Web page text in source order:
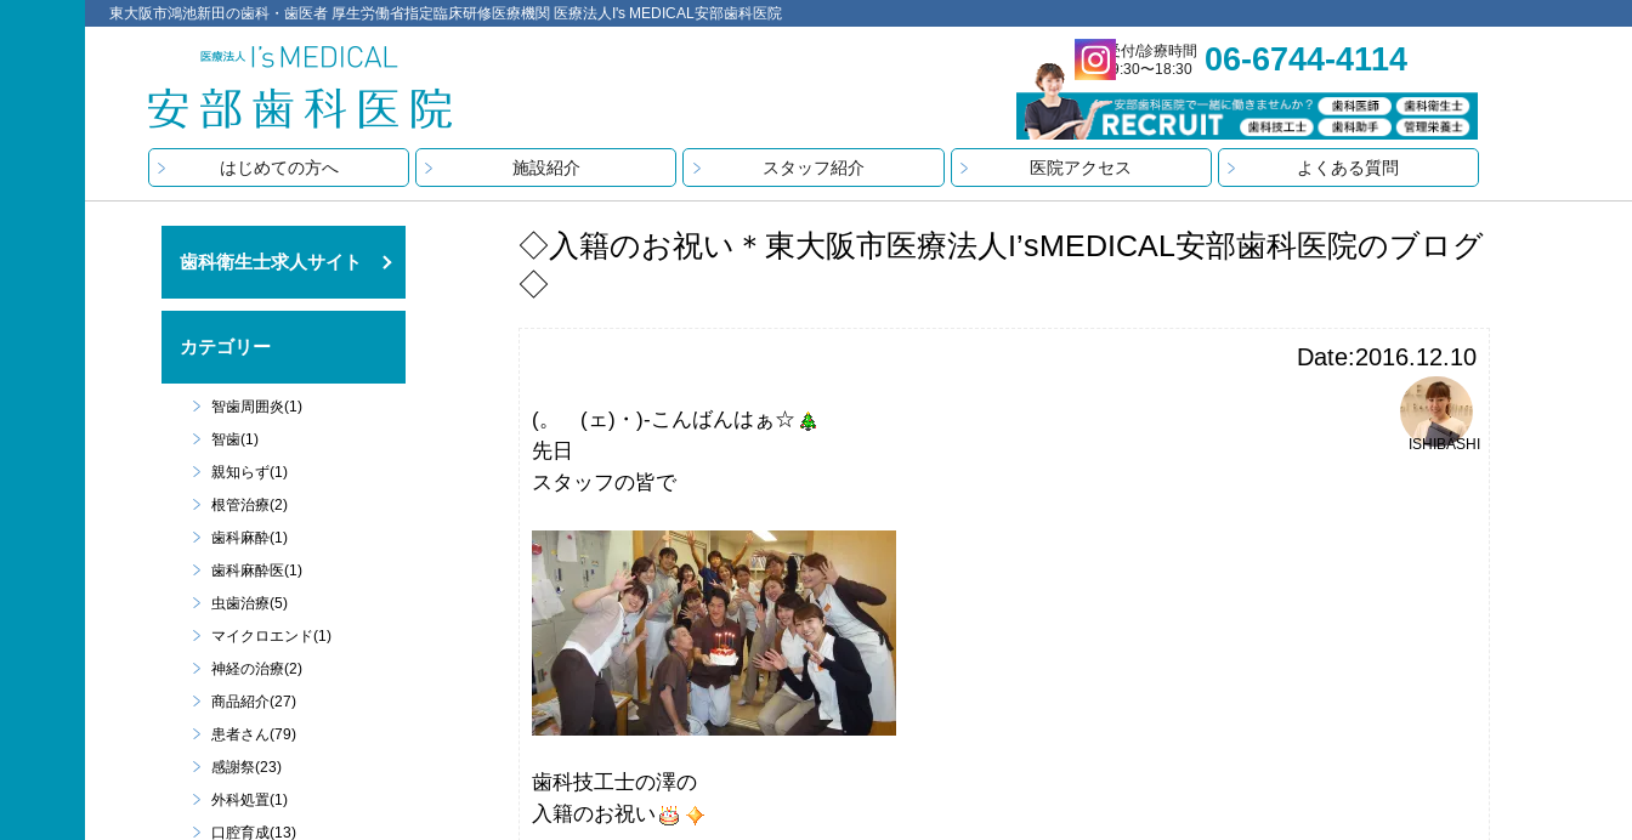
東大阪市鴻池新田の歯科・歯医者 厚生労働省指定臨床研修医療機関 医療法人I's MEDICAL安部歯科医院
受付/診療時間
9:30〜18:30
06-6744-4114
はじめての方へ 施設紹介 スタッフ紹介 医院アクセス よくある質問
◇入籍のお祝い＊東大阪市医療法人I’sMEDICAL安部歯科医院のブログ
◇
Date:2016.12.10
ISHIBASHI
(。ゝ(ェ)・)-こんばんはぁ☆
先日
スタッフの皆で
歯科技工士の澤の
入籍のお祝い
歯科衛生士求人サイト
カテゴリー
智歯周囲炎(1)
智歯(1)
親知らず(1)
根管治療(2)
歯科麻酔(1)
歯科麻酔医(1)
虫歯治療(5)
マイクロエンド(1)
神経の治療(2)
商品紹介(27)
患者さん(79)
感謝祭(23)
外科処置(1)
口腔育成(13)